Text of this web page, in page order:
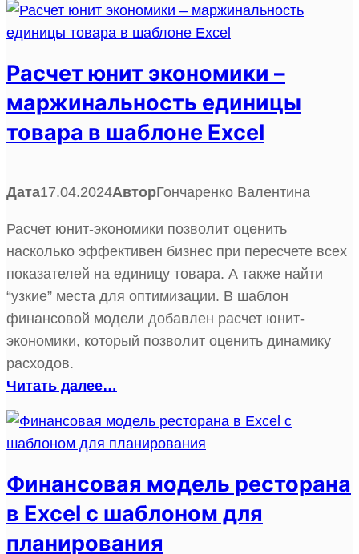
Расчет юнит экономики –
маржинальность единицы
товара в шаблоне Excel
Дата17.04.2024АвторГончаренко Валентина
Расчет юнит-экономики позволит оценить
насколько эффективен бизнес при пересчете всех
показателей на единицу товара. А также найти
“узкие” места для оптимизации. В шаблон
финансовой модели добавлен расчет юнит-
экономики, который позволит оценить динамику
расходов.
Читать далее…
Финансовая модель ресторана
в Excel с шаблоном для
планирования